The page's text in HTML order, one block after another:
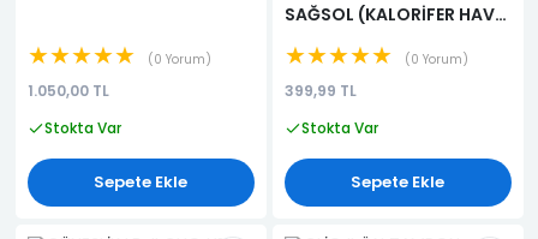
★★★★★ 0 Yorum
1.050,00 TL
Stokta Var
Sepete Ekle
SAĞSOL (KALORİFER HAVA
(KALORİFER DİFİZÖRÜ)
★★★★★ 0 Yorum
399,99 TL
Stokta Var
Sepete Ekle